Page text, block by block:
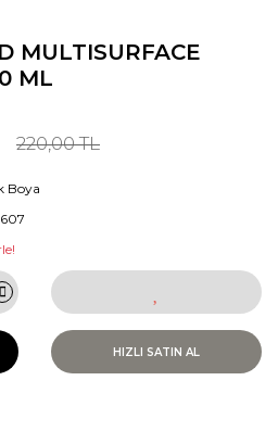
MULTISURFACE
ML
220,00 TL
Boya
HIZLI SATIN AL